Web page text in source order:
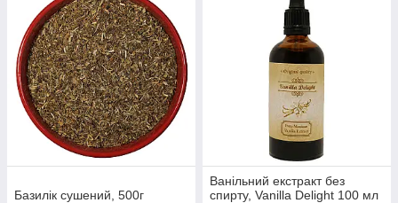
Базилік сушений, 500г
Ванільний екстракт без
спирту, Vanilla Delight 100 мл